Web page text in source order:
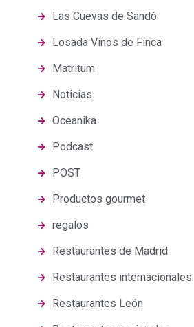
Las Cuevas de Sandó
Losada Vinos de Finca
Matritum
Noticias
Oceanika
Podcast
POST
Productos gourmet
regalos
Restaurantes de Madrid
Restaurantes internacionales
Restaurantes León